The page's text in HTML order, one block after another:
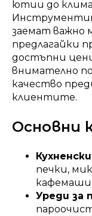
ютии до
заемат важно
предлагайки
достъпни
внимателно
качество
клиентите.
Основни
печки,
Уреди за